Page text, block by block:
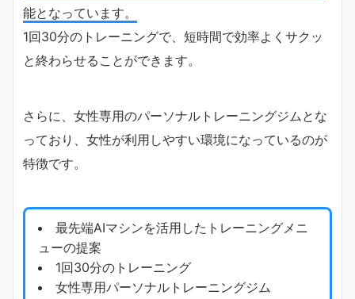
能となっています。
1回30分のトレーニングで、短時間で効率よくサクッ
と終わらせることができます。
さらに、女性専用のパーソナルトレーニングジムとな
っており、女性が利用しやすい環境になっているのが
特徴です。
最先端AIマシンを活用したトレーニングメニ
ューの提案
1回30分のトレーニング
女性専用パーソナルトレーニングジム